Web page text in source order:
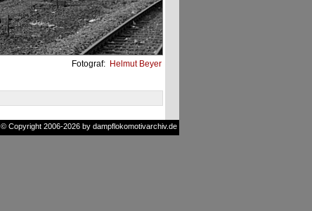
Fotograf: Helmut Beyer
© Copyright 2006-2026 by dampflokomotivarchiv.de